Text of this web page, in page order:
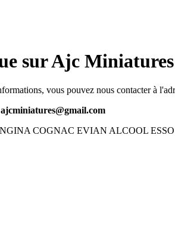
sur Ajc Miniatures
vous pouvez nous contacter à
ajcminiatures@gmail.com
COGNAC EVIAN ALCOOL ESSO